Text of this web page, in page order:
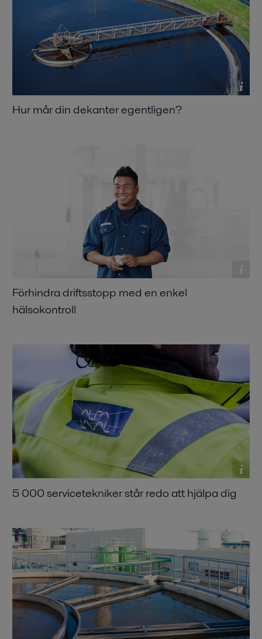
Hur mår din dekanter egentligen
Förhindra driftsstopp med en enkel
hälsokontroll
5 000 servicetekniker står redo att hjälpa dig